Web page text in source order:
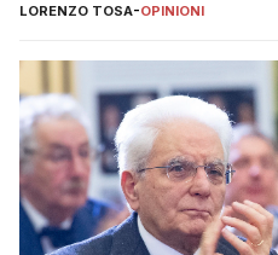
LORENZO TOSA-OPINIONI